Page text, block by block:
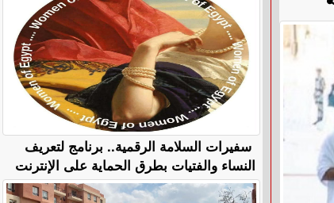
سفيرات السلامة الرقمية.. برنامج لتعريف
النساء والفتيات بطرق الحماية على الإنترنت